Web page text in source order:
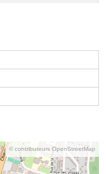
© contributeurs OpenStreetMap